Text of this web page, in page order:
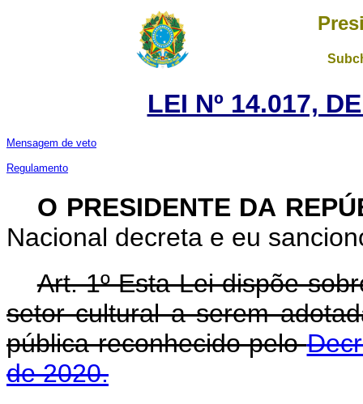
LEI Nº 14.017,
Mensagem de veto
Regulamento
O PRESIDENTE DA
Nacional decreta e eu
Art. 1º Esta Lei dispõe
setor cultural a serem
pública reconhecido pelo
de 2020.